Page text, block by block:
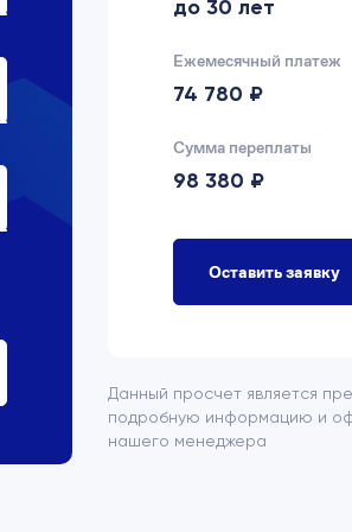
до 30 лет
Ежемесячный платеж
74 780 ₽
Сумма переплаты
98 380 ₽
Оставить заявку
Данный просчет является
подробную информацию и
нашего менеджера